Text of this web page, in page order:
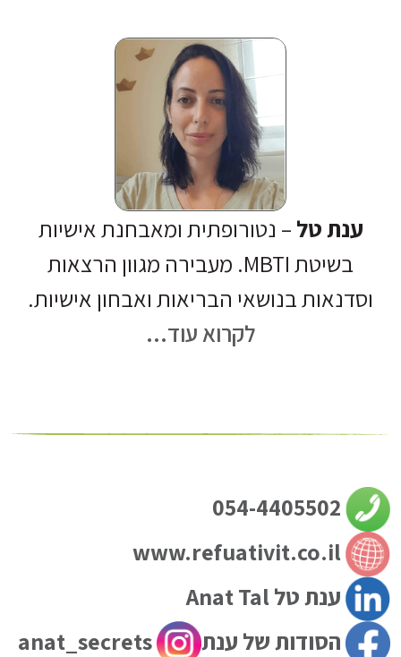
ענת טל – נטורופתית ומאבחנת אישיות
בשיטת MBTI. מעבירה מגוון הרצאות
וסדנאות בנושאי הבריאות ואבחון אישיות.
לקרוא עוד...
ענת טל Anat Tal
הסודות של ענת